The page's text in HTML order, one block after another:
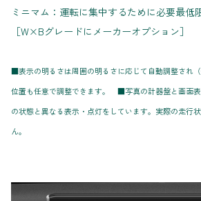
ミニマム：運転に集中するために必要最低
［W×Bグレードにメーカーオプション］
■表示の明るさは周囲の明るさに応じて自動調整され
位置も任意で調整できます。 ■写真の計器盤と画面
の状態と異なる表示・点灯をしています。実際の走行
ん。